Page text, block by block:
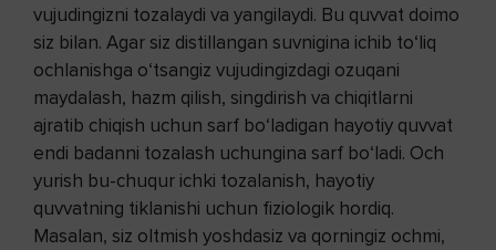
vujudingizni tozalaydi va yangilaydi. Bu quvvat doimo
siz bilan. Agar siz distillangan suvnigina ichib to‘liq
ochlanishga o‘tsangiz vujudingizdagi ozuqani
maydalash, hazm qilish, singdirish va chiqitlarni
ajratib chiqish uchun sarf bo‘ladigan hayotiy quvvat
endi badanni tozalash uchungina sarf bo‘ladi. Och
yurish bu-chuqur ichki tozalanish, hayotiy
quvvatning tiklanishi uchun fiziologik hordiq.
Masalan, siz oltmish yoshdasiz va qorningiz ochmi,